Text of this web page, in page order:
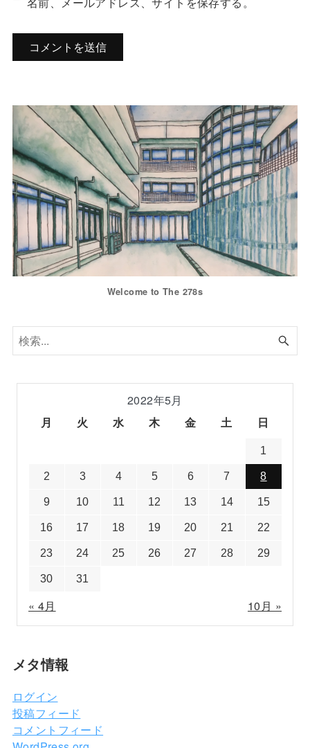
Welcome to The 278s
2022年5月
月
火 水 木 金 土 日
1
2 3 4 5 6 7 8
9 10 11 12 13 14 15
16 17 18 19 20 21 22
23 24 25 26 27 28 29
30 31
« 4月 10月 »
メタ情報
ログイン
投稿フィード
コメントフィード